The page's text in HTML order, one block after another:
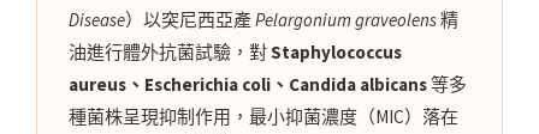
Disease）以突尼西亞產Pelargonium graveolens精
油進行體外抗菌試驗，對Staphylococcus
aureus、Escherichia coli、Candida albicans等多
種菌株呈現抑制作用，最小抑菌濃度（MIC）落在